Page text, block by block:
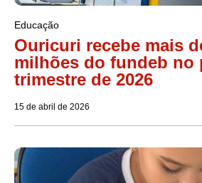
Educação
Ouricuri recebe mais
milhões do fundeb no
trimestre de 2026
15 de abril de 2026